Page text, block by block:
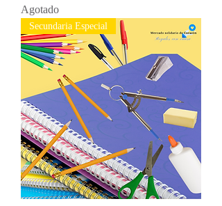
Agotado
Secundaria Especial